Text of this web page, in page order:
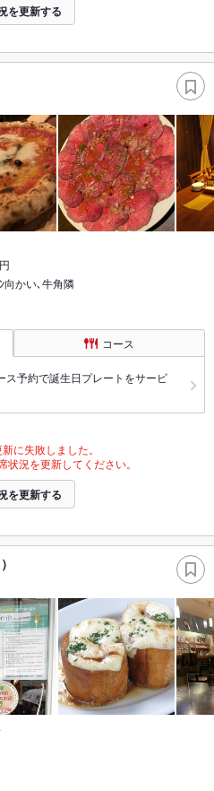
を更新する
向かい､牛角隣
コース
予約で誕生日プレートをサービ
に失敗しました。
況を更新してください。
を更新する